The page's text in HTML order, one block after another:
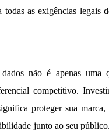
todas as exigências legais
não é apenas uma
competitivo.
proteger sua
junto ao seu